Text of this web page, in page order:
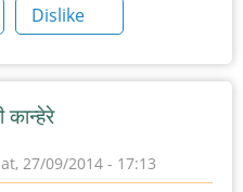
Dislike
कान्हेरे
27/09/2014 - 17:13